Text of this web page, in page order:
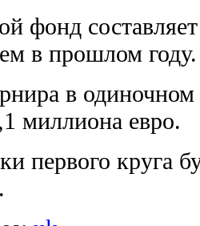
фонд
в прошлом году.
в одиночном
миллиона евро.
первого круга